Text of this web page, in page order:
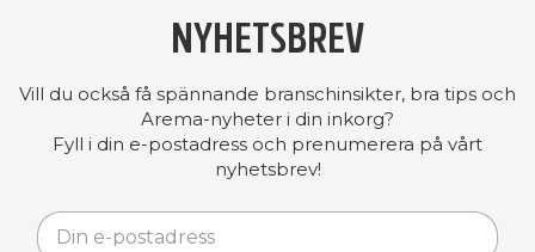
NYHETSBREV
Vill du också få spännande branschinsikter, bra tips och
Arema-nyheter i din inkorg?
Fyll i din e-postadress och prenumerera på vårt
nyhetsbrev!